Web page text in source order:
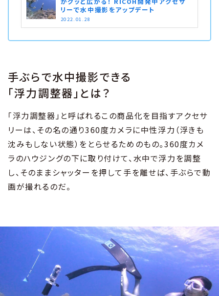
リーで水中撮影をアップデート
2022.01.28
手ぶらで水中撮影できる
「浮力調整器」とは？
「浮力調整器」と呼ばれるこの商品化を目指すアクセサ
リーは、その名の通り360度カメラに中性浮力（浮きも
沈みもしない状態）をとらせるためのもの。360度カメ
ラのハウジングの下に取り付けて、水中で浮力を調整
し、そのままシャッターを押して手を離せば、手ぶらで動
画が撮れるのだ。